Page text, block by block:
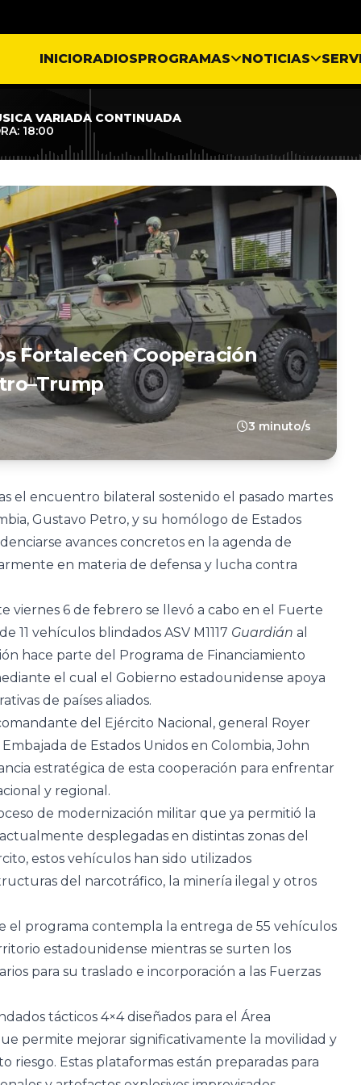
INICIORADIOSPROGRAMAS NOTICIAS
VARIADA CONTINUADA
18:00
Fortalecen Cooperación
3 minuto/s
el encuentro bilateral sostenido el pasado martes
Gustavo Petro, y su homólogo de Estados
avances concretos en la agenda de
en materia de defensa y lucha contra
viernes 6 de febrero se llevó a cabo en el Fuerte
11 vehículos blindados ASV M1117 Guardián al
hace parte del Programa de Financiamiento
el cual el Gobierno estadounidense apoya
de países aliados.
del Ejército Nacional, general Royer
de Estados Unidos en Colombia, John
estratégica de esta cooperación para enfrentar
y regional.
de modernización militar que ya permitió la
desplegadas en distintas zonas del
estos vehículos han sido utilizados
del narcotráfico, la minería ilegal y otros
el programa contempla la entrega de 55 vehículos
estadounidense mientras se surten los
para su traslado e incorporación a las Fuerzas
tácticos 4×4 diseñados para el Área
permite mejorar significativamente la movilidad y
riesgo. Estas plataformas están preparadas para